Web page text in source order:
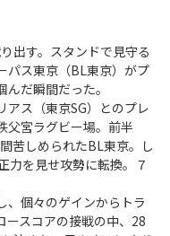
出す。スタンドで見守る
パス東京（BL東京）がプ
だ瞬間だった。
ス（東京SG）とのプレ
父宮ラグビー場。前半
苦しめられたBL東京。し
力を見せ攻勢に転換。７
、個々のゲインからトラ
ースコアの接戦の中、28